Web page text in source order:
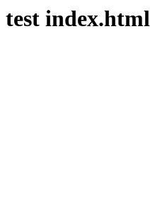
test index.html